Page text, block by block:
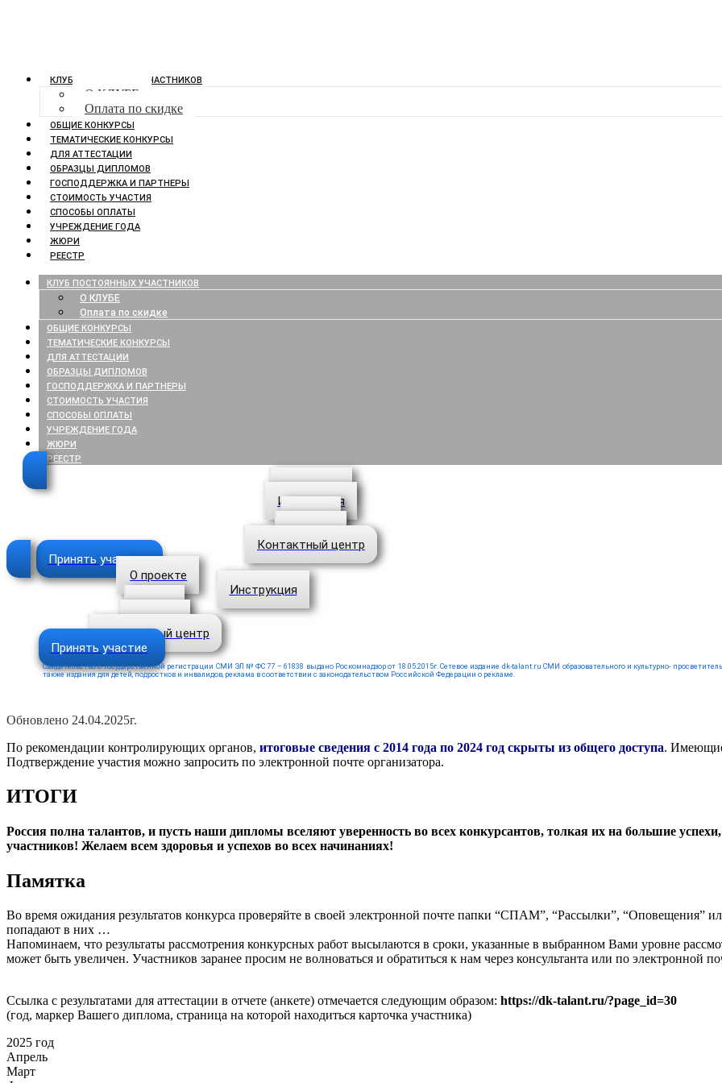
КЛУБ ПОСТОЯННЫХ УЧАСТНИКОВ
О КЛУБЕ
Оплата по скидке
ОБЩИЕ КОНКУРСЫ
ТЕМАТИЧЕСКИЕ КОНКУРСЫ
ДЛЯ АТТЕСТАЦИИ
ОБРАЗЦЫ ДИПЛОМОВ
ГОСПОДДЕРЖКА И ПАРТНЕРЫ
СТОИМОСТЬ УЧАСТИЯ
СПОСОБЫ ОПЛАТЫ
УЧРЕЖДЕНИЕ ГОДА
ЖЮРИ
РЕЕСТР
КЛУБ ПОСТОЯННЫХ УЧАСТНИКОВ
О КЛУБЕ
Оплата по скидке
ОБЩИЕ КОНКУРСЫ
ТЕМАТИЧЕСКИЕ КОНКУРСЫ
ДЛЯ АТТЕСТАЦИИ
ОБРАЗЦЫ ДИПЛОМОВ
ГОСПОДДЕРЖКА И ПАРТНЕРЫ
СТОИМОСТЬ УЧАСТИЯ
СПОСОБЫ ОПЛАТЫ
УЧРЕЖДЕНИЕ ГОДА
ЖЮРИ
РЕЕСТР
О проекте
Инструкция
Итоги
Отзывы
Контактный центр
Принять участие
О проекте
Инструкция
Итоги
Отзывы
Контактный центр
Принять участие
Свидетельство о государственной регистрации СМИ ЭЛ № ФС 77 – 61838 выдано Роскомнадзор от 18.05.2015г. Сетевое издание dk-talant.ru СМИ образовательного и культурно-
также издания для детей, подростков и инвалидов, реклама в соответствии с законодательством Российской Федерации о рекламе.
Обновлено 24.04.2025г.
По рекомендации контролирующих органов, итоговые сведения с 2014 года по 2024 год скрыты из общего доступа.
Подтверждение участия можно запросить по электронной почте организатора.
ИТОГИ
Россия полна талантов, и пусть наши дипломы вселяют уверенность во всех конкурсантов, толкая их на большие
участников! Желаем всем здоровья и успехов во всех начинаниях!
Памятка
Во время ожидания результатов конкурса проверяйте в своей электронной почте папки “СПАМ”, “Рассылки”, “Оповещения”
попадают в них …
Напоминаем, что результаты рассмотрения конкурсных работ высылаются в сроки, указанные в выбранном Вами уровне
может быть увеличен. Участников заранее просим не волноваться и обратиться к нам через консультанта или по электронной
Ссылка с результатами для аттестации в отчете (анкете) отмечается следующим образом: https://dk-talant.ru/?page_id=30
(год, маркер Вашего диплома, страница на которой находиться карточка участника)
2025 год
Апрель
Март